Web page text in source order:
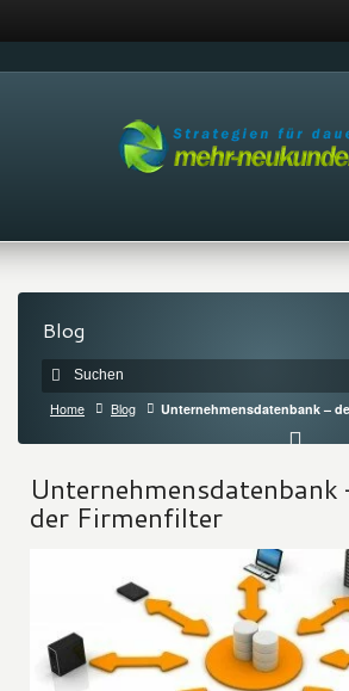
Blog
Home Blog Unternehmensdatenbank –
Unternehmensdatenbank
der Firmenfilter